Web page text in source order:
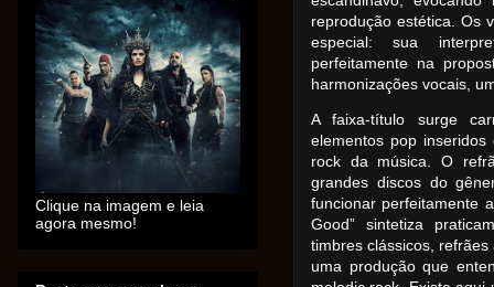
reprodução estética. Os
especial: sua
perfeitamente na
harmonizações vocais,
A faixa-título surge
elementos pop
rock da música. O
grandes discos do
funcionar perfeitamente
Good” sintetiza
timbres clássicos,
uma produção que
Clique na imagem e leia
agora mesmo!